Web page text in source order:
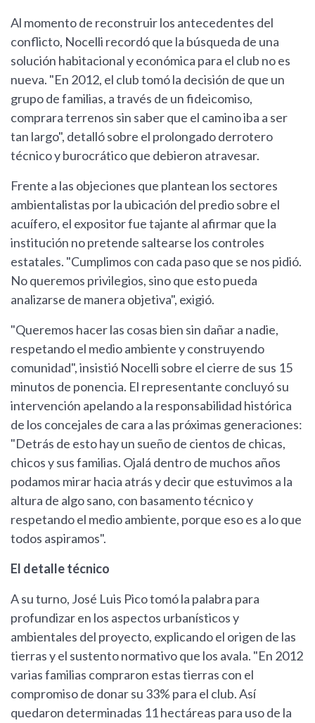
Al momento de reconstruir los antecedentes del
conflicto, Nocelli recordó que la búsqueda de una
solución habitacional y económica para el club no es
nueva. "En 2012, el club tomó la decisión de que un
grupo de familias, a través de un fideicomiso,
comprara terrenos sin saber que el camino iba a ser
tan largo", detalló sobre el prolongado derrotero
técnico y burocrático que debieron atravesar.
Frente a las objeciones que plantean los sectores
ambientalistas por la ubicación del predio sobre el
acuífero, el expositor fue tajante al afirmar que la
institución no pretende saltearse los controles
estatales. "Cumplimos con cada paso que se nos pidió.
No queremos privilegios, sino que esto pueda
analizarse de manera objetiva", exigió.
"Queremos hacer las cosas bien sin dañar a nadie,
respetando el medio ambiente y construyendo
comunidad", insistió Nocelli sobre el cierre de sus 15
minutos de ponencia. El representante concluyó su
intervención apelando a la responsabilidad histórica
de los concejales de cara a las próximas generaciones:
"Detrás de esto hay un sueño de cientos de chicas,
chicos y sus familias. Ojalá dentro de muchos años
podamos mirar hacia atrás y decir que estuvimos a la
altura de algo sano, con basamento técnico y
respetando el medio ambiente, porque eso es a lo que
todos aspiramos".
El detalle técnico
A su turno, José Luis Pico tomó la palabra para
profundizar en los aspectos urbanísticos y
ambientales del proyecto, explicando el origen de las
tierras y el sustento normativo que los avala. "En 2012
varias familias compraron estas tierras con el
compromiso de donar su 33% para el club. Así
quedaron determinadas 11 hectáreas para uso de la